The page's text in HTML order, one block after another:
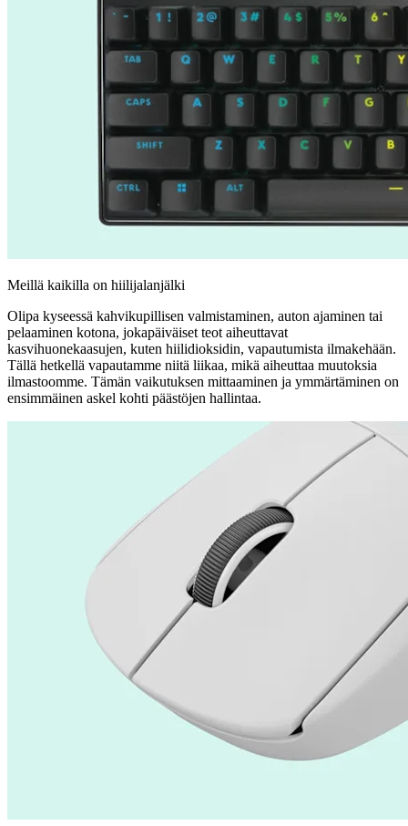
Meillä kaikilla on hiilijalanjälki
Olipa kyseessä kahvikupillisen valmistaminen, auton ajaminen tai
pelaaminen kotona, jokapäiväiset teot aiheuttavat
kasvihuonekaasujen, kuten hiilidioksidin, vapautumista ilmakehään.
Tällä hetkellä vapautamme niitä liikaa, mikä aiheuttaa muutoksia
ilmastoomme. Tämän vaikutuksen mittaaminen ja ymmärtäminen on
ensimmäinen askel kohti päästöjen hallintaa.